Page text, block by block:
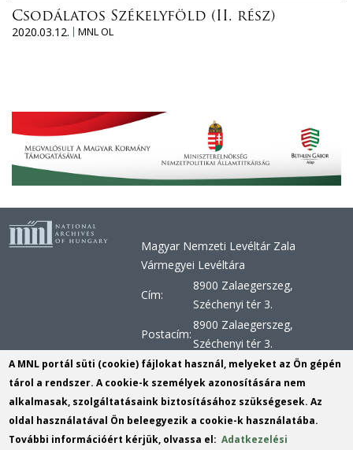
Csodálatos Székelyföld (II. rész)
2020.03.12.
MNL OL
Magyar Nemzeti Levéltár Zala
Vármegyei Levéltára
Cím:
8900 Zalaegerszeg,
Széchenyi tér 3.
Postacím:
8900 Zalaegerszeg,
Széchenyi tér 3.
Telefon:
+36 92 510 030, +36 92 598
956, +36 92 598 957
Telefax:
+36 92 510 029
E-mail:
zvl@mnl.gov.hu(link
sends
KRID: 163303180
A MNL portál süti (cookie) fájlokat használ, melyeket az Ön gépén
tárol a rendszer. A cookie-k személyek azonosítására nem
alkalmasak, szolgáltatásaink biztosításához szükségesek. Az
oldal használatával Ön beleegyezik a cookie-k használatába.
További információért kérjük, olvassa el:Adatkezelési